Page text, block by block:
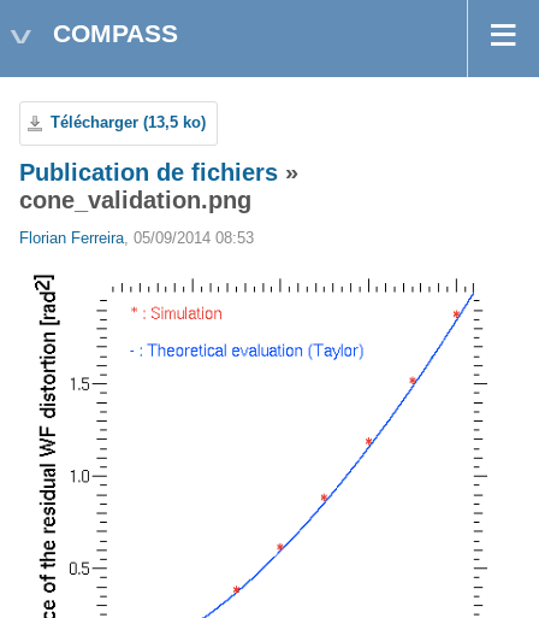
COMPASS
Télécharger (13,5 ko)
Publication de fichiers »
cone_validation.png
Florian Ferreira, 05/09/2014 08:53